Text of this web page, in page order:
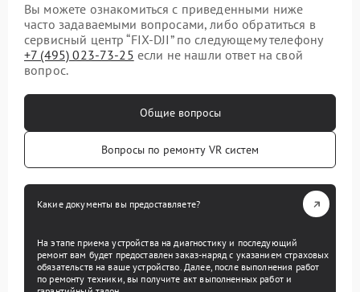
Вы можете ознакомиться с приведенными ниже
часто задаваемыми вопросами, либо обратиться в
сервисный центр “FIX-DJI” по следующему телефону
+7 (495) 023-73-25 если не нашли ответ на свой
вопрос.
Общие вопросы
Вопросы по ремонту VR систем
Какие документы вы предоставляете?
На этапе приема устройства на диагностику и последующий
ремонт вам будет предоставлен заказ-наряд с указанием страховых
обязательств на ваше устройство. Далее, после выполнения работ
по ремонту техники, вы получите акт выполненных работ и